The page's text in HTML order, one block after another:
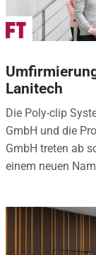
Lanitech
Die Poly-clip
GmbH und die
GmbH treten ab
einem neuen